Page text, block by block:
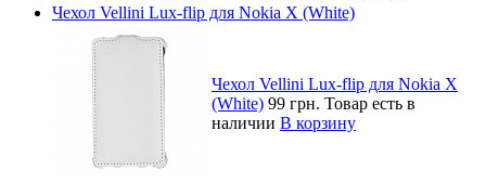
Чехол Vellini Lux-flip для Nokia X (White)
Чехол Vellini Lux-flip для Nokia X
(White) 99 грн. Товар есть в
наличии В корзину